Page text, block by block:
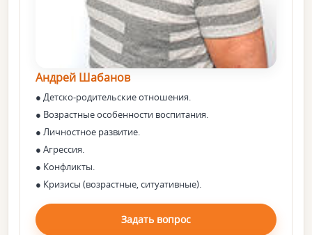
Андрей Шабанов
● Детско-родительские отношения.
● Возрастные особенности воспитания.
● Личностное развитие.
● Агрессия.
● Конфликты.
● Кризисы (возрастные, ситуативные).
Задать вопрос